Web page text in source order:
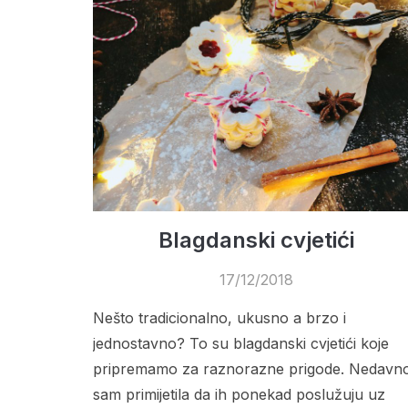
Blagdanski cvjetići
17/12/2018
Nešto tradicionalno, ukusno a brzo i
jednostavno? To su blagdanski cvjetići koje
pripremamo za raznorazne prigode.
sam primijetila da ih ponekad poslužuju uz